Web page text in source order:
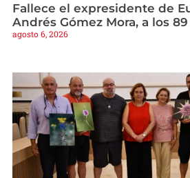
Fallece el expresidente de
Andrés Gómez Mora, a los
agosto 6, 2026